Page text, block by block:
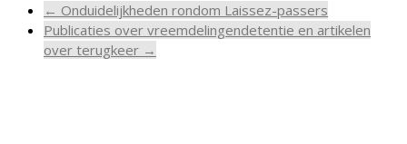
← Onduidelijkheden rondom Laissez-passers
Publicaties over vreemdelingendetentie en artikelen
over terugkeer →